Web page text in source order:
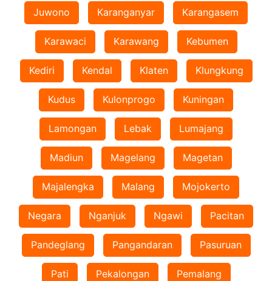
Juwono Karanganyar Karangasem
Karawaci Karawang Kebumen
Kediri Kendal Klaten Klungkung
Kudus Kulonprogo Kuningan
Lamongan Lebak Lumajang
Madiun Magelang Magetan
Majalengka Malang Mojokerto
Negara Nganjuk Ngawi Pacitan
Pandeglang Pangandaran Pasuruan
Pati Pekalongan Pemalang